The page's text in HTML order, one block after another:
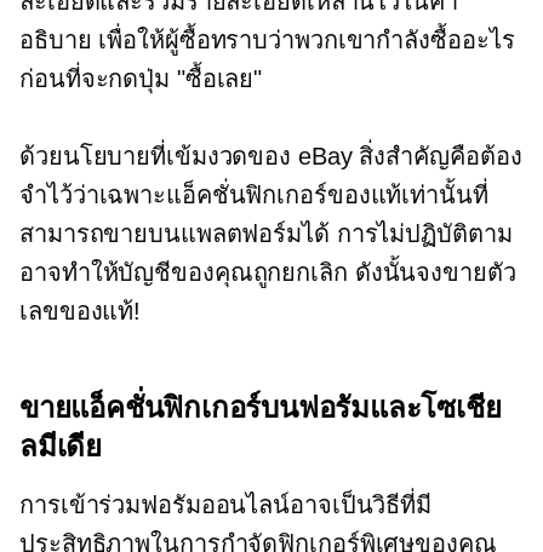
อธิบาย เพื่อให้ผู้ซื้อทราบว่าพวกเขากำลังซื้ออะไร
ก่อนที่จะกดปุ่ม "ซื้อเลย"
ด้วยนโยบายที่เข้มงวดของ eBay สิ่งสำคัญคือต้อง
จำไว้ว่าเฉพาะแอ็คชั่นฟิกเกอร์ของแท้เท่านั้นที่
สามารถขายบนแพลตฟอร์มได้ การไม่ปฏิบัติตาม
อาจทำให้บัญชีของคุณถูกยกเลิก ดังนั้นจงขายตัว
เลขของแท้!
ขายแอ็คชั่นฟิกเกอร์บนฟอรัมและโซเชีย
ลมีเดีย
การเข้าร่วมฟอรัมออนไลน์อาจเป็นวิธีที่มี
ประสิทธิภาพในการกำจัดฟิกเกอร์พิเศษของคุณ